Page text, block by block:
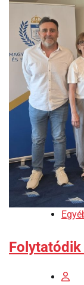
Folytatódik